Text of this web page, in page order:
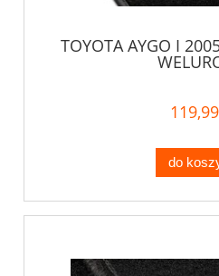
TOYOTA AYGO I
do